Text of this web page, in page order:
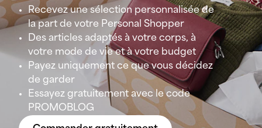
Le jean évasé taille haute
Recevez une sélection personnalisée de
la part de votre Personal Shopper
Des articles adaptés à votre corps, à
votre mode de vie et à votre budget
Payez uniquement ce que vous décidez
de garder
Essayez gratuitement avec le code
PROMOBLOG